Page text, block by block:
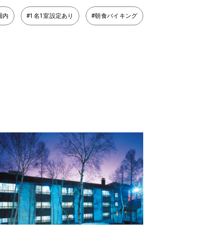
内 #1名1室設定あり #朝食バイキング